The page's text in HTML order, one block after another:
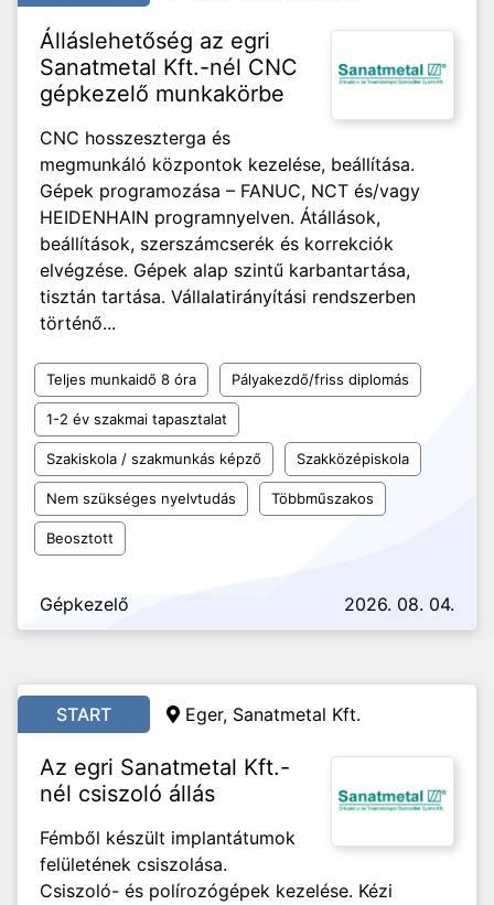
Álláslehetőség az egri
Sanatmetal Kft.-nél CNC
gépkezelő munkakörbe
CNC hosszeszterga és
megmunkáló központok kezelése, beállítása.
Gépek programozása – FANUC, NCT és/vagy
HEIDENHAIN programnyelven. Átállások,
beállítások, szerszámcserék és korrekciók
elvégzése. Gépek alap szintű karbantartása,
tisztán tartása. Vállalatirányítási rendszerben
történő...
Teljes munkaidő 8 óra Pályakezdő/friss diplomás
1-2 év szakmai tapasztalat
Szakiskola / szakmunkás képző Szakközépiskola
Nem szükséges nyelvtudás Többműszakos
Beosztott
Gépkezelő 2026. 08. 04.
START Eger, Sanatmetal Kft.
Az egri Sanatmetal Kft.-
nél csiszoló állás
Fémből készült implantátumok
felületének csiszolása.
Csiszoló- és polírozógépek kezelése. Kézi